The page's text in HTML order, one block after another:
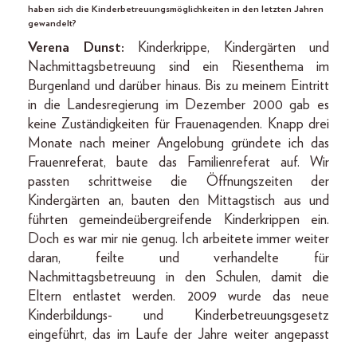
haben sich die Kinderbetreuungsmöglichkeiten in den letzten Jahren
gewandelt?
Verena Dunst:
Kinderkrippe, Kindergärten und
Nachmittagsbetreuung sind ein Riesenthema im
Burgenland und darüber hinaus. Bis zu meinem Eintritt
in die Landesregierung im Dezember 2000 gab es
keine Zuständigkeiten für Frauenagenden. Knapp drei
Monate nach meiner Angelobung gründete ich das
Frauenreferat, baute das Familienreferat auf. Wir
passten schrittweise die Öffnungszeiten der
Kindergärten an, bauten den Mittagstisch aus und
führten gemeindeübergreifende Kinderkrippen ein.
Doch es war mir nie genug. Ich arbeitete immer weiter
daran, feilte und verhandelte für
Nachmittagsbetreuung in den Schulen, damit die
Eltern entlastet werden. 2009 wurde das neue
Kinderbildungs- und Kinderbetreuungsgesetz
eingeführt, das im Laufe der Jahre weiter angepasst